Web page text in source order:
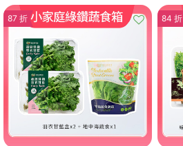
87 折 84 折